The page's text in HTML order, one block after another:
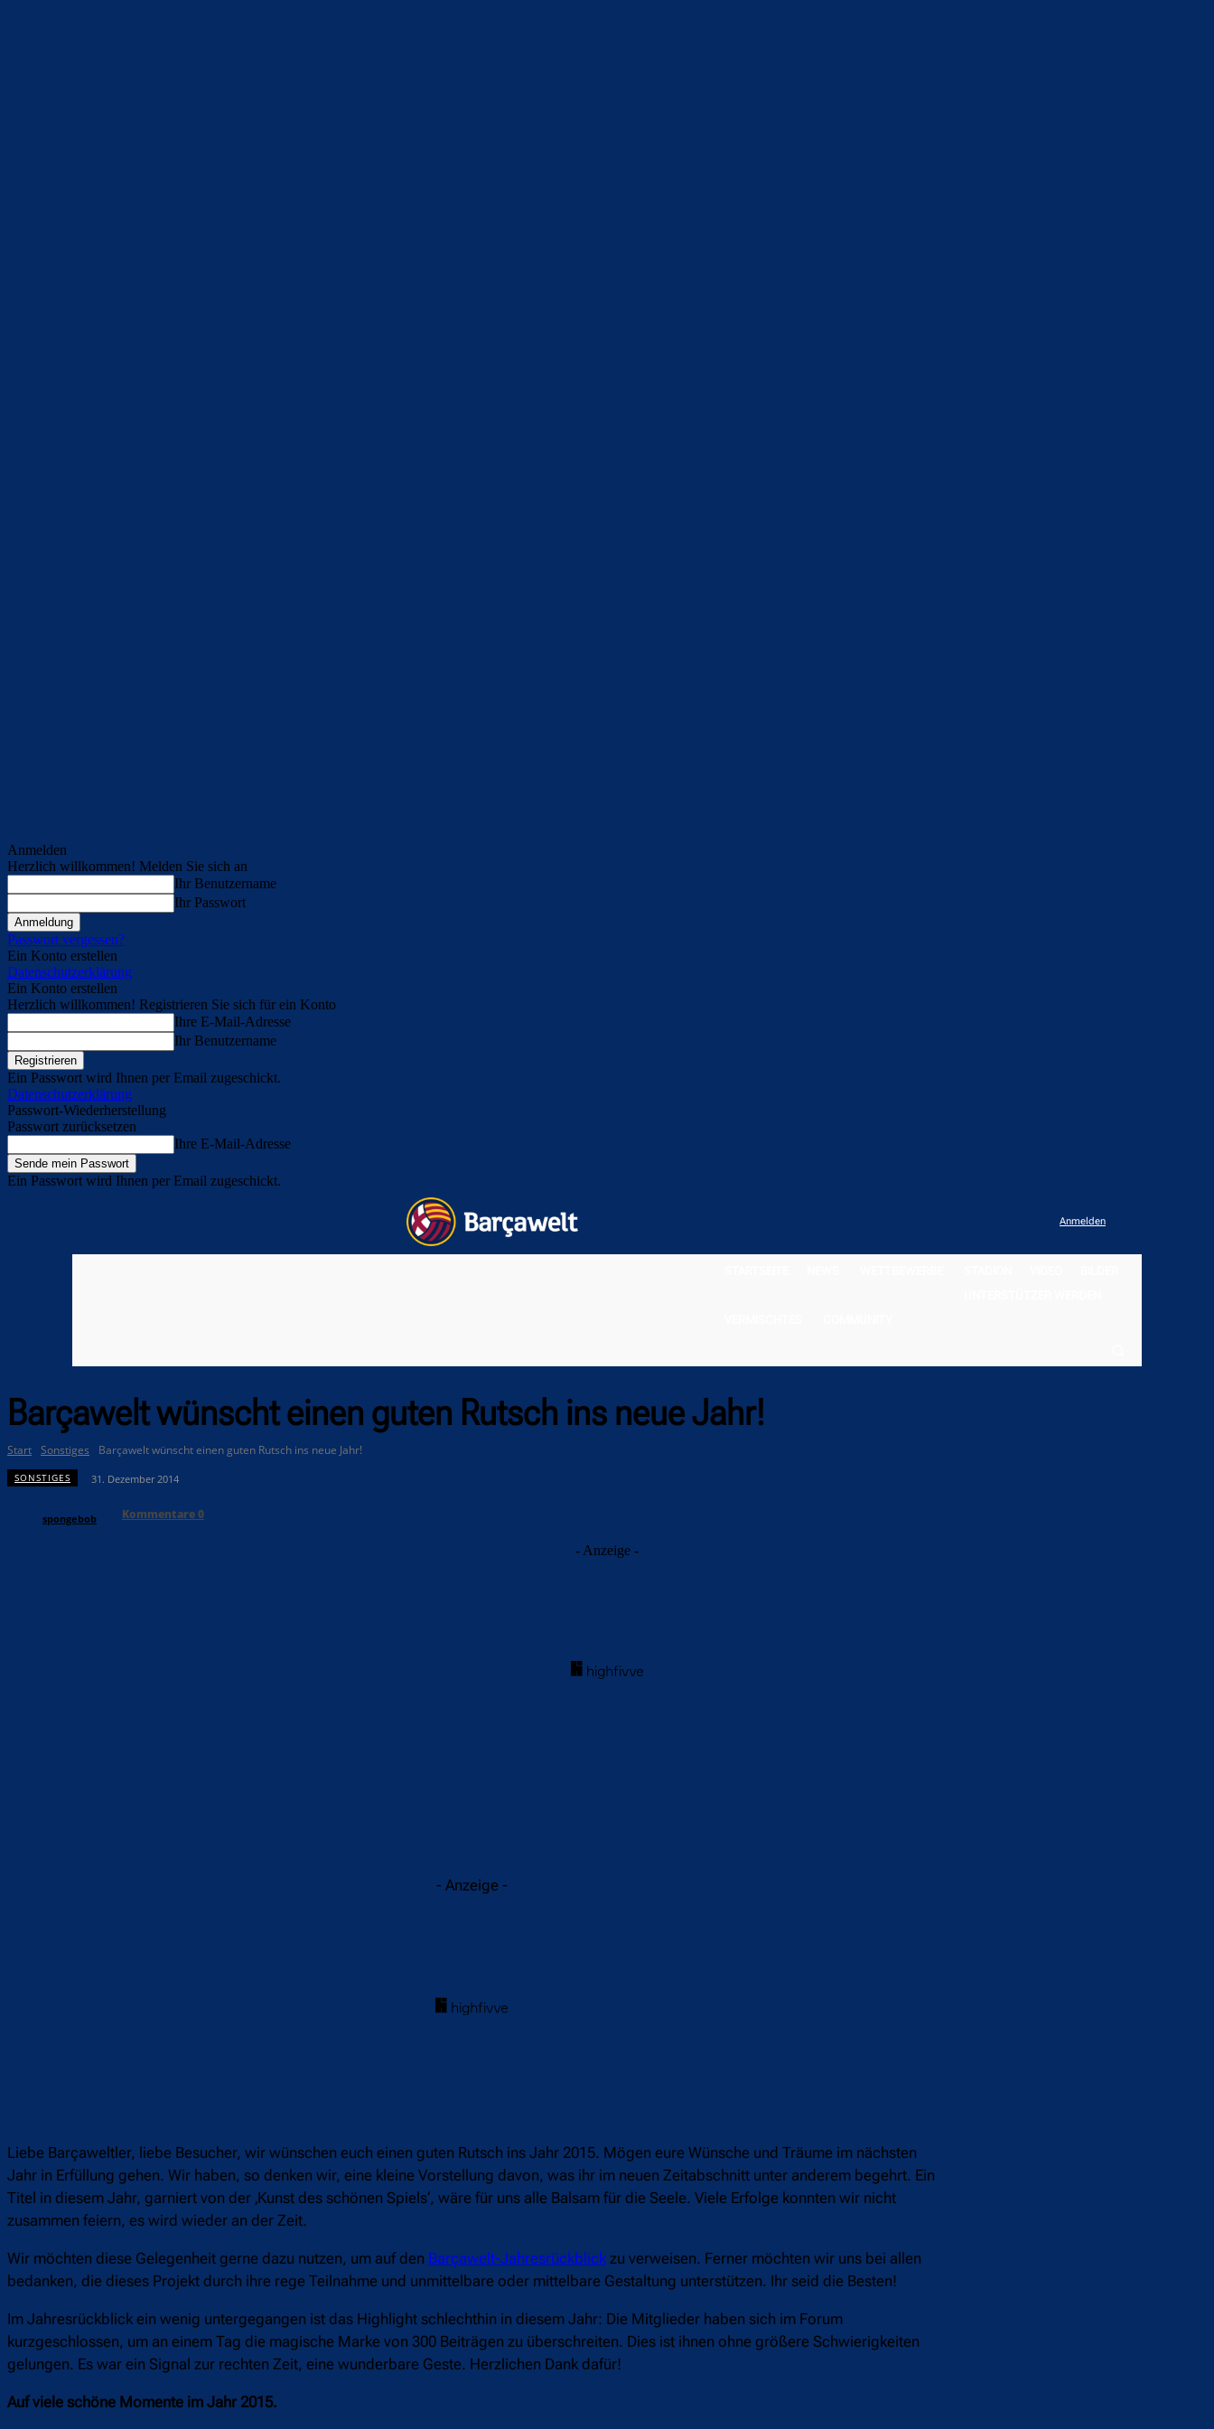
Anmelden
Herzlich willkommen! Melden Sie sich an
Ihr Benutzername
Ihr Passwort
Passwort vergessen?
Ein Konto erstellen
Datenschutzerklärung
Ein Konto erstellen
Herzlich willkommen! Registrieren Sie sich für ein Konto
Ihre E-Mail-Adresse
Ihr Benutzername
Ein Passwort wird Ihnen per Email zugeschickt.
Datenschutzerklärung
Passwort-Wiederherstellung
Passwort zurücksetzen
Ihre E-Mail-Adresse
Ein Passwort wird Ihnen per Email zugeschickt.
Anmelden
Barçawelt wünscht einen guten Rutsch ins neue Jahr!
Start Sonstiges Barçawelt wünscht einen guten Rutsch ins neue Jahr!
SONSTIGES 31. Dezember 2014
spongebob Kommentare0
- Anzeige -
- Anzeige -
Liebe Barçaweltler, liebe Besucher, wir wünschen euch einen guten Rutsch ins Jahr 2015. Mögen eure Wünsche und Träume im nächsten
Jahr in Erfüllung gehen. Wir haben, so denken wir, eine kleine Vorstellung davon, was ihr im neuen Zeitabschnitt unter anderem begehrt. Ein
Titel in diesem Jahr, garniert von der ‚Kunst des schönen Spiels‘, wäre für uns alle Balsam für die Seele. Viele Erfolge konnten wir nicht
zusammen feiern, es wird wieder an der Zeit.
Wir möchten diese Gelegenheit gerne dazu nutzen, um auf den Barçawelt-Jahresrückblick zu verweisen. Ferner möchten wir uns bei allen
bedanken, die dieses Projekt durch ihre rege Teilnahme und unmittelbare oder mittelbare Gestaltung unterstützen. Ihr seid die Besten!
Im Jahresrückblick ein wenig untergegangen ist das Highlight schlechthin in diesem Jahr: Die Mitglieder haben sich im Forum
kurzgeschlossen, um an einem Tag die magische Marke von 300 Beiträgen zu überschreiten. Dies ist ihnen ohne größere Schwierigkeiten
gelungen. Es war ein Signal zur rechten Zeit, eine wunderbare Geste. Herzlichen Dank dafür!
Auf viele schöne Momente im Jahr 2015.